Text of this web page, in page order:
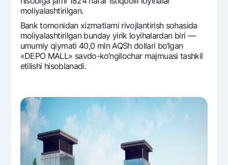
moliyalashtirilgan.
Bank tomonidan xizmatlarni rivojlantirish sohasida
moliyalashtirilgan bunday yirik loyihalardan biri —
umumiy qiymati 40,0 mln AQSh dollari bo‘lgan
«DEPO MALL» savdo-ko‘ngilochar majmuasi tashkil
etilishi hisoblanadi.